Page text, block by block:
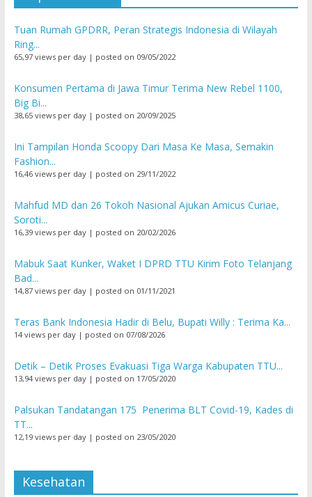
Tuan Rumah GPDRR, Peran Strategis Indonesia di Wilayah
Ring...
65,97 views per day| posted on 09/05/2022
Konsumen Pertama di Jawa Timur Terima New Rebel 1100,
Big Bi...
38,65 views per day| posted on 20/09/2025
Ini Tampilan Honda Scoopy Dari Masa Ke Masa, Semakin
Fashion...
16,46 views per day| posted on 29/11/2022
Mahfud MD dan 26 Tokoh Nasional Ajukan Amicus Curiae,
Soroti...
16,39 views per day| posted on 20/02/2026
Mabuk Saat Kunker, Waket I DPRD TTU Kirim Foto Telanjang
Bad...
14,87 views per day| posted on 01/11/2021
Teras Bank Indonesia Hadir di Belu, Bupati Willy : Terima Ka...
14 views per day| posted on 07/08/2026
Detik – Detik Proses Evakuasi Tiga Warga Kabupaten TTU...
13,94 views per day| posted on 17/05/2020
Palsukan Tandatangan 175 Penerima BLT Covid-19, Kades di
TT...
12,19 views per day| posted on 23/05/2020
Kesehatan